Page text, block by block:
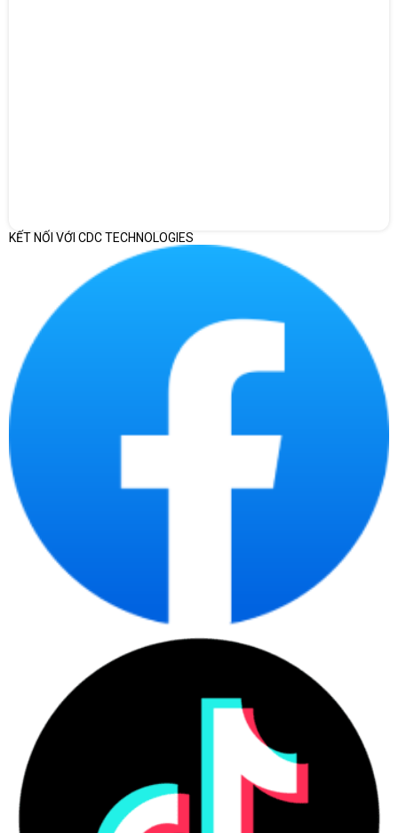
DUNG LƯỢNG PIN ỔN ĐỊNH
Laptop HP Pavilion 14-dv2072TU 7C0W1PA
sử dụng pin3-cell,
45 Wh có hiệu suất ổn định, cho phép bạn sử dụng máy trong thời
gian 4-6 tiếng mà không cần sạc lại. Đặc biệt, bạn có thể sạc đấy
máy tới 90% chỉ trong thời gian ngắn ngủi nhờ vào công nghệ HP
Fast Charge của HP, giúp bạn tiết kiệm thời gian sạc pin.
Laptop HP Pavilion 14-dv2072TU 7C0W1PA
được trang bị các
cổng kết nối tiêu chuẩn đến nâng cao như: 1 SuperSpeed USB Type-
C® 10Gbps signaling rate (USB Power Delivery, DisplayPort™ 1.4,
HP Sleep and Charge); 2 SuperSpeed USB Type-A 5Gbps signaling
rate; 1 HDMI 2.1; 1 headphone/microphone combo Intel Wireless-AC
9560 802.11a/b/g/n/ac (2x2), MediaTek Wi-Fi 6 MT7921 (2x2);
Bluetooth® 5.2 combo (supporting gigabit data rate) giúp bạn có thể
kết nối với các thiết bị ngoại vi khi bạn cần.
KẾT NỐI VỚI CDC TECHNOLOGIES